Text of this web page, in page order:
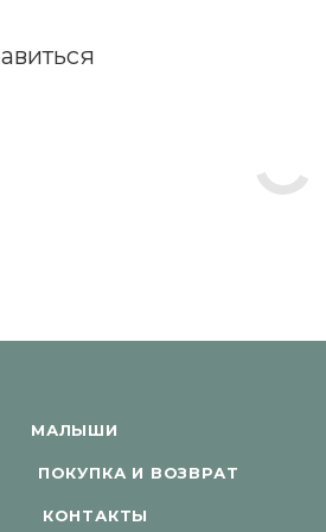
МАЛЫШИ
ПОКУПКА И ВОЗВРАТ
КОНТАКТЫ